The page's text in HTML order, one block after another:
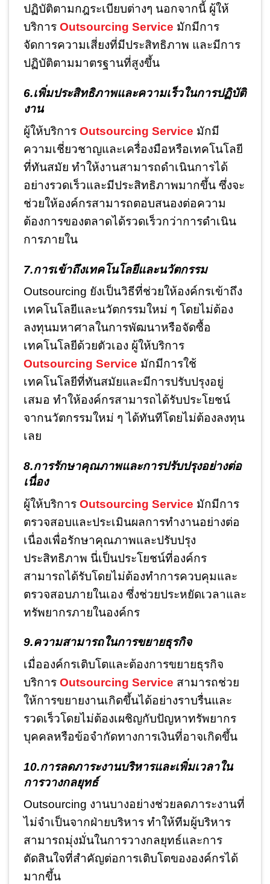
ปฏิบัติตามกฎระเบียบต่างๆ นอกจากนี้ ผู้ให้
บริการ Outsourcing Service มักมีการ
จัดการความเสี่ยงที่มีประสิทธิภาพ และมีการ
ปฏิบัติตามมาตรฐานที่สูงขึ้น
6.เพิ่มประสิทธิภาพและความเร็วในการปฏิบัติ
งาน
ผู้ให้บริการ Outsourcing Service มักมี
ความเชี่ยวชาญและเครื่องมือหรือเทคโนโลยี
ที่ทันสมัย ทำให้งานสามารถดำเนินการได้
อย่างรวดเร็วและมีประสิทธิภาพมากขึ้น ซึ่งจะ
ช่วยให้องค์กรสามารถตอบสนองต่อความ
ต้องการของตลาดได้รวดเร็วกว่าการดำเนิน
การภายใน
7.การเข้าถึงเทคโนโลยีและนวัตกรรม
Outsourcing ยังเป็นวิธีที่ช่วยให้องค์กรเข้าถึง
เทคโนโลยีและนวัตกรรมใหม่ ๆ โดยไม่ต้อง
ลงทุนมหาศาลในการพัฒนาหรือจัดซื้อ
เทคโนโลยีด้วยตัวเอง ผู้ให้บริการ
Outsourcing Service มักมีการใช้
เทคโนโลยีที่ทันสมัยและมีการปรับปรุงอยู่
เสมอ ทำให้องค์กรสามารถได้รับประโยชน์
จากนวัตกรรมใหม่ ๆ ได้ทันทีโดยไม่ต้องลงทุน
เลย
8.การรักษาคุณภาพและการปรับปรุงอย่างต่อ
เนื่อง
ผู้ให้บริการ Outsourcing Service มักมีการ
ตรวจสอบและประเมินผลการทำงานอย่างต่อ
เนื่องเพื่อรักษาคุณภาพและปรับปรุง
ประสิทธิภาพ นี่เป็นประโยชน์ที่องค์กร
สามารถได้รับโดยไม่ต้องทำการควบคุมและ
ตรวจสอบภายในเอง ซึ่งช่วยประหยัดเวลาและ
ทรัพยากรภายในองค์กร
9.ความสามารถในการขยายธุรกิจ
เมื่อองค์กรเติบโตและต้องการขยายธุรกิจ
บริการ Outsourcing Service สามารถช่วย
ให้การขยายงานเกิดขึ้นได้อย่างราบรื่นและ
รวดเร็วโดยไม่ต้องเผชิญกับปัญหาทรัพยากร
บุคคลหรือข้อจำกัดทางการเงินที่อาจเกิดขึ้น
10.การลดภาระงานบริหารและเพิ่มเวลาใน
การวางกลยุทธ์
Outsourcing งานบางอย่างช่วยลดภาระงานที่
ไม่จำเป็นจากฝ่ายบริหาร ทำให้ทีมผู้บริหาร
สามารถมุ่งมั่นในการวางกลยุทธ์และการ
ตัดสินใจที่สำคัญต่อการเติบโตขององค์กรได้
มากขึ้น